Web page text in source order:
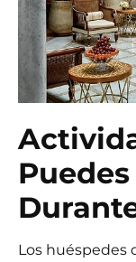
Los huéspedes